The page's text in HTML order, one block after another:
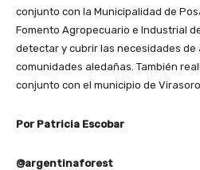
conjunto con la Municipalidad de
Fomento Agropecuario e Industrial
detectar y cubrir las necesidades de
comunidades aledañas. También
conjunto con el municipio de
Por Patricia Escobar
@argentinaforest